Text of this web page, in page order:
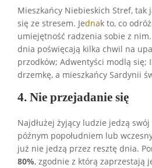
Mieszkańcy Niebieskich Stref,
się ze stresem. Jednak to, co
umiejętność radzenia sobie z
dnia poświęcają kilka chwil na
przodków; Adwentyści modlą się;
drzemkę, a mieszkańcy Sardynii
4. Nie przejadanie się
Najdłużej żyjący ludzie jedzą
późnym popołudniem lub
już nie jedzą przez resztę dnia.
80%, zgodnie z którą zaprzestają